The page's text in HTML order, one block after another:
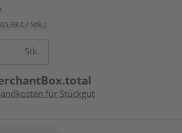
€ / Stk.)
Stk.
für Stückgut